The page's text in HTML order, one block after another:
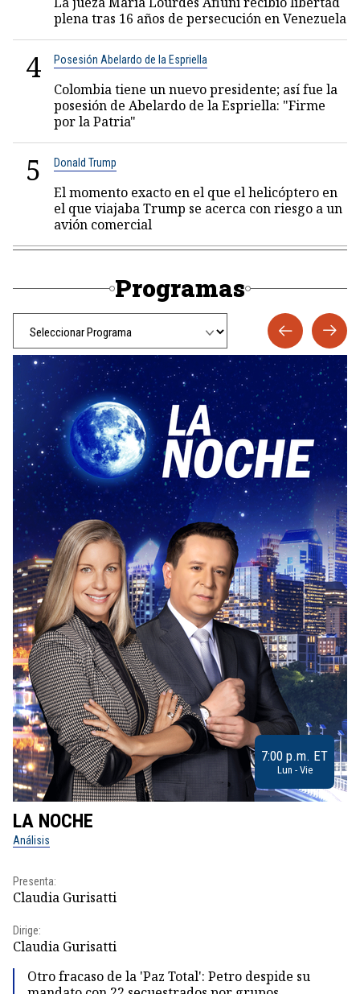
plena tras 16 años de persecución en Venezuela
4 Posesión Abelardo de la Espriella
Colombia tiene un nuevo presidente; así fue la
posesión de Abelardo de la Espriella: "Firme
por la Patria"
5 Donald Trump
El momento exacto en el que el helicóptero en
el que viajaba Trump se acerca con riesgo a un
avión comercial
Programas
7:00 p.m. ET
Lun - Vie
LA NOCHE
Análisis
Presenta:
Claudia Gurisatti
Dirige:
Claudia Gurisatti
Otro fracaso de la 'Paz Total': Petro despide su